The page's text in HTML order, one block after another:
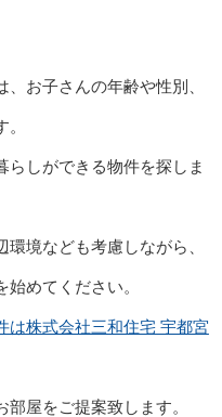
お子さんの年齢や性別、
らしができる物件を探しま
境なども考慮しながら、
めてください。
は株式会社三和住宅 宇都宮
屋をご提案致します。